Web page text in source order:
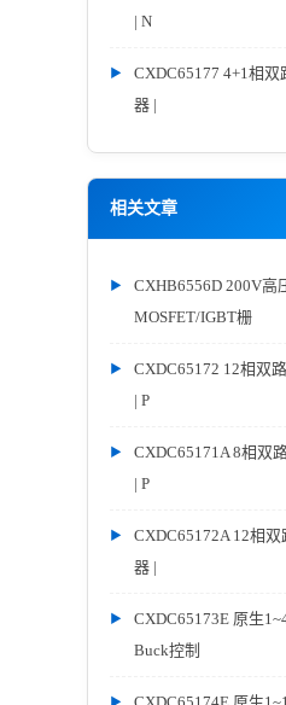
| N
CXDC65177 4+1相双
器 |
相关文章
CXHB6556D 200V高
MOSFET/IGBT栅
CXDC65172 12相双
| P
CXDC65171A 8相双
| P
CXDC65172A 12相
器 |
CXDC65173E 原生
Buck控制